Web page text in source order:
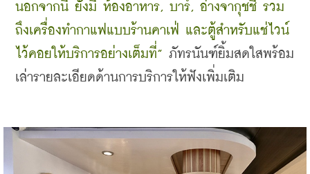
นอกจากนี้ ยังมี ห้องอาหาร, บาร์, อ่างจากุชชี่ รวม
ถึงเครื่องทำกาแฟแบบร้านคาเฟ่ และตู้สำหรับแช่ไวน์
ไว้คอยให้บริการอย่างเต็มที่” ภัทรนันฑ์ยิ้มสดใสพร้อม
เล่ารายละเอียดด้านการบริการให้ฟังเพิ่มเติม